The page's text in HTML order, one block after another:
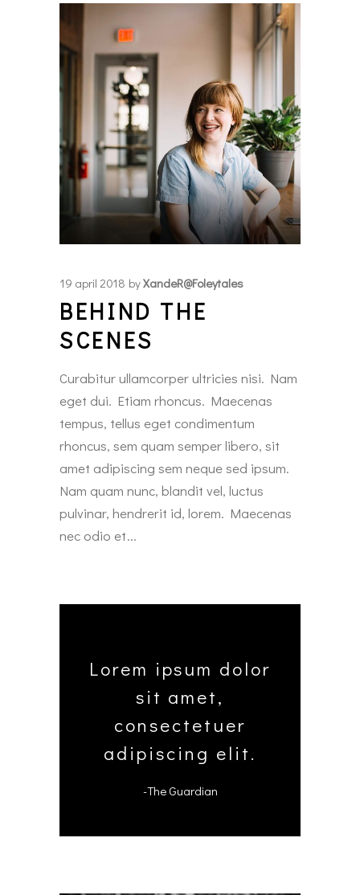
19 april 2018 byXandeR@foleytales
BEHIND THE
SCENES
Curabitur ullamcorper ultricies nisi. Nam
eget dui. Etiam rhoncus. Maecenas
tempus, tellus eget condimentum
rhoncus, sem quam semper libero, sit
amet adipiscing sem neque sed ipsum.
Nam quam nunc, blandit vel, luctus
pulvinar, hendrerit id, lorem. Maecenas
nec odio et
Lorem ipsum dolor
sit amet,
consectetuer
adipiscing elit.
-The Guardian